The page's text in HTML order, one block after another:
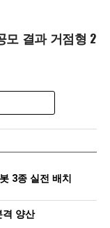
모 결과 거점형 2
3종 실전 배치
격 양산